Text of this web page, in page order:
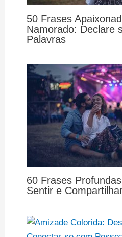
50 Frases
Namorado: Declare
Palavras
60 Frases
Sentir e